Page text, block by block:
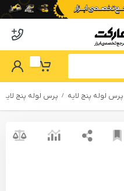
My Basket
Password
پرس لوله پنج لایه پرس لوله پنج